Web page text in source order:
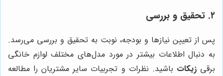
۲. تحقیق و بررسی
پس از تعیین نیازها و بودجه، نوبت به تحقیق و بررسی می‌رسد.
به دنبال اطلاعات بیشتر در مورد مدل‌های مختلف لوازم خانگی
برقیزیکات باشید. نظرات و تجربیات سایر مشتریان را مطالعه